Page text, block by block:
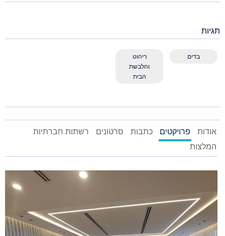
תגיות
בדים
ריהוט
והלבשת
הבית
אודות פרויקטים כתבות סרטונים
רשתות חברתיות
המלצות